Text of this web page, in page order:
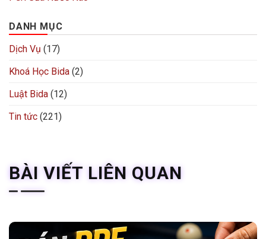
DANH MỤC
Dịch Vụ (17)
Khoá Học Bida (2)
Luật Bida (12)
Tin tức (221)
BÀI VIẾT LIÊN QUAN